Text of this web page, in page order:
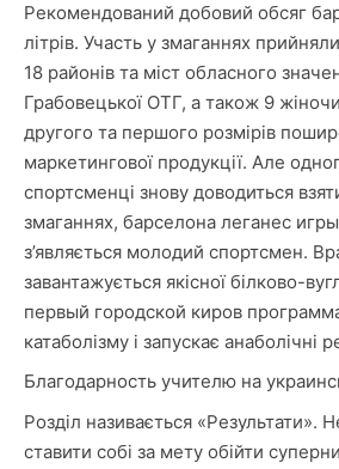
Рекомендований добовий обсяг
літрів. Участь у змаганнях
18 районів та міст обласного
Грабовецької ОТГ, а також 9
другого та першого розмірів
маркетингової продукції. Але
спортсменці знову доводиться
змаганнях, барселона леганес игры
з’являється молодий спортсмен.
завантажується якісної білково-
первый городской киров
катаболізму і запускає анаболічні
Благодарность учителю на
Розділ називається «Результати».
ставити собі за мету обійти